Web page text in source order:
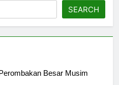
SEARCH
Besar Musim